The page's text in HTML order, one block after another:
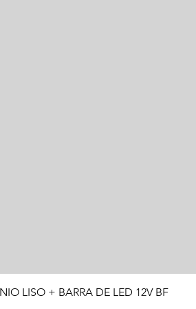
LISO + BARRA DE LED 12V BF